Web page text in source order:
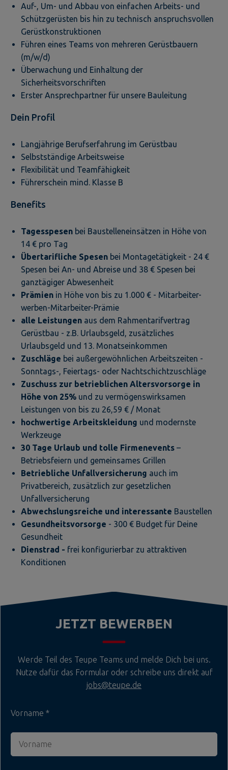
Auf-, Um- und Abbau von einfachen Arbeits- und
Schützgerüsten bis hin zu technisch anspruchsvollen
Gerüstkonstruktionen
Führen eines Teams von mehreren Gerüstbauern
(m/w/d)
Überwachung und Einhaltung der
Sicherheitsvorschriften
Erster Ansprechpartner für unsere Bauleitung
Dein Profil
Langjährige Berufserfahrung im Gerüstbau
Selbstständige Arbeitsweise
Flexibilität und Teamfähigkeit
Führerschein mind. Klasse B
Benefits
Tagesspesen bei Baustelleneinsätzen in Höhe von
14 € pro Tag
Übertarifliche Spesen bei Montagetätigkeit - 24 €
Spesen bei An- und Abreise und 38 € Spesen bei
ganztägiger Abwesenheit
Prämien in Höhe von bis zu 1.000 € - Mitarbeiter-
werben-Mitarbeiter-Prämie
alle Leistungen aus dem Rahmentarifvertrag
Gerüstbau - z.B. Urlaubsgeld, zusätzliches
Urlaubsgeld und 13. Monatseinkommen
Zuschläge bei außergewöhnlichen Arbeitszeiten -
Sonntags-, Feiertags- oder Nachtschichtzuschläge
Zuschuss zur betrieblichen Altersvorsorge in
Höhe von 25% und zu vermögenswirksamen
Leistungen von bis zu 26,59 € / Monat
hochwertige Arbeitskleidung und modernste
Werkzeuge
30 Tage Urlaub und tolle Firmenevents –
Betriebsfeiern und gemeinsames Grillen
Betriebliche Unfallversicherung auch im
Privatbereich, zusätzlich zur gesetzlichen
Unfallversicherung
Abwechslungsreiche und interessante Baustellen
Gesundheitsvorsorge - 300 € Budget für Deine
Gesundheit
Dienstrad - frei konfigurierbar zu attraktiven
Konditionen
JETZT BEWERBEN
Werde Teil des Teupe Teams und melde Dich bei uns.
Nutze dafür das Formular oder schreibe uns direkt auf
jobs@teupe.de
Vorname